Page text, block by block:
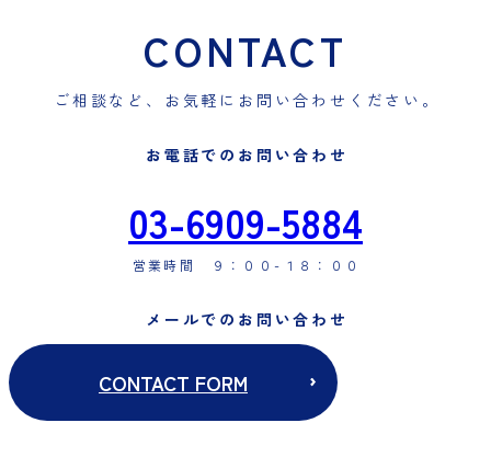
CONTACT
ご相談など、お気軽にお問い合わせください。
お電話でのお問い合わせ
03-6909-5884
営業時間 ９：００-１８：００
メールでのお問い合わせ
CONTACT FORM